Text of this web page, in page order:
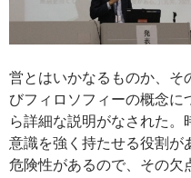
営とはいかなるものか、そ
びフィロソフィーの概念に
ら詳細な説明がなされた。
意識を強く持たせる役割が
危険性があるので、その欠